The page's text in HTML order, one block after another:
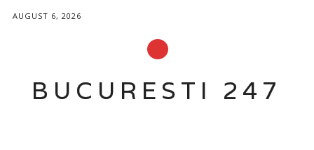
AUGUST 6, 2026
BUCURESTI 247